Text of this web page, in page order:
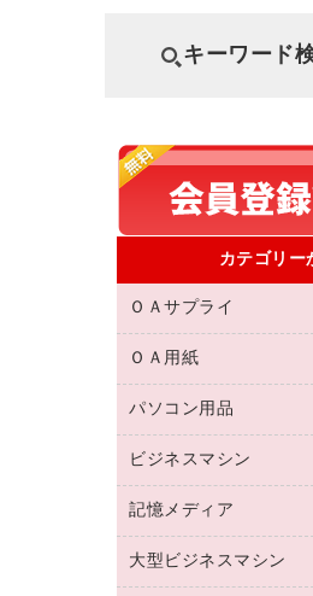
キーワード
カテゴリー
ＯＡサプライ
互換インクカートリ
リサイクルトナー
リサイクルインク
プリンタ用リボン
トナーカートリッジ
ＯＡ用紙
名刺用紙
ワープロ用紙
ラベル用紙
プロッター用紙
パソコン用品
パソコン周辺機器
マウスパッド
マウス
ビジネスマシン
電話機
レーザープリンタ
メモリーカード
記憶メディア
ブルーレイディスク
大型ビジネスマシン